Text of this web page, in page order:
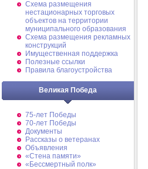
Схема размещения
нестационарных торговых
объектов на территории
муниципального образования
Схема размещения рекламных
конструкций
Имущественная поддержка
Полезные ссылки
Правила благоустройства
Великая Победа
75-лет Победы
70-лет Победы
Документы
Рассказы о ветеранах
Объявления
«Стена памяти»
«Бессмертный полк»